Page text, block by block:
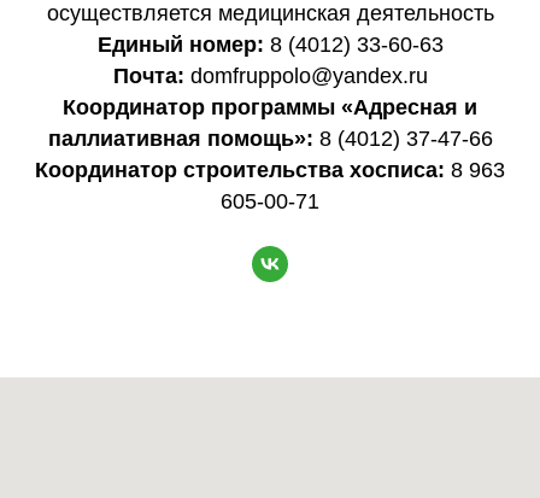
осуществляется медицинская деятельность
Единый номер: 8 (4012) 33-60-63
Почта: domfruppolo@yandex.ru
Координатор программы «Адресная и
паллиативная помощь»: 8 (4012) 37-47-66
Координатор строительства хосписа: 8 963
605-00-71